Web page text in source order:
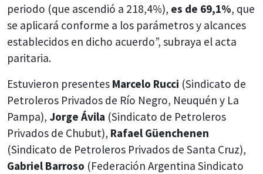
periodo (que ascendió a 218,4%), es de 69,1%, que
se aplicará conforme a los parámetros y alcances
establecidos en dicho acuerdo”, subraya el acta
paritaria.
Estuvieron presentes Marcelo Rucci (Sindicato de
Petroleros Privados de Río Negro, Neuquén y La
Pampa), Jorge Ávila (Sindicato de Petroleros
Privados de Chubut), Rafael Güenchenen
(Sindicato de Petroleros Privados de Santa Cruz),
Gabriel Barroso (Federación Argentina Sindicato